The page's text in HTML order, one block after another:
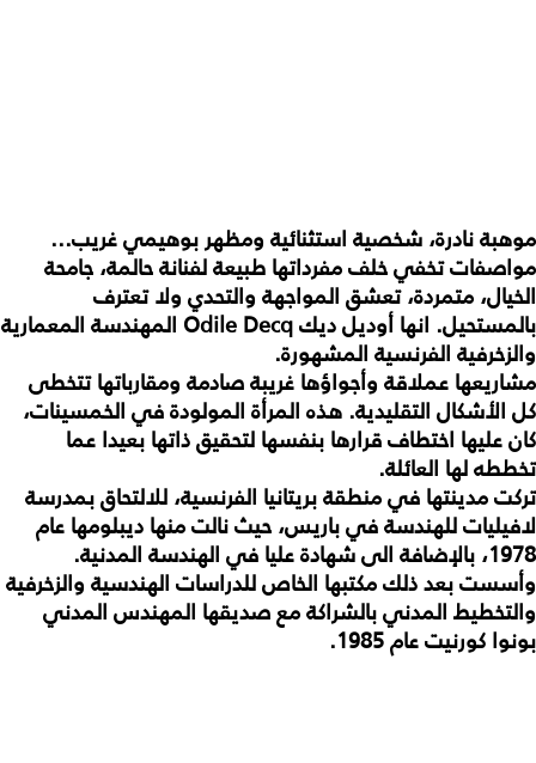
موهبة نادرة، شخصية استثنائية ومظهر بوهيمي غريب...
مواصفات تخفي خلف مفرداتها طبيعة لفنانة حالمة، جامحة
الخيال، متمردة، تعشق المواجهة والتحدي ولا تعترف
بالمستحيل. انها أوديل ديكOdile Decq المهندسة المعمارية
والزخرفية الفرنسية المشهورة.
مشاريعها عملاقة وأجواؤها غريبة صادمة ومقارباتها تتخطى
كل الأشكال التقليدية. هذه المرأة المولودة في الخمسينات،
كان عليها اختطاف قرارها بنفسها لتحقيق ذاتها بعيدا عما
تخططه لها العائلة.
تركت مدينتها في منطقة بريتانيا الفرنسية، للالتحاق بمدرسة
لافيليات للهندسة في باريس، حيث نالت منها ديبلومها عام
1978، بالإضافة الى شهادة عليا في الهندسة المدنية.
وأسست بعد ذلك مكتبها الخاص للدراسات الهندسية والزخرفية
والتخطيط المدني بالشراكة مع صديقها المهندس المدني
بونوا كورنيت عام 1985.